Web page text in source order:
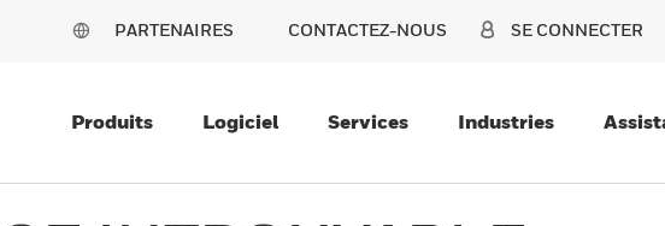
PARTENAIRES CONTACTEZ-NOUS SE CONNECTER
Produits Logiciel Services Industries